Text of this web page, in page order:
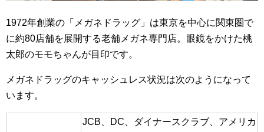
1972年創業の「メガネドラッグ」は東京を中心に関東圏で
に約80店舗を展開する老舗メガネ専門店。眼鏡をかけた桃
太郎のモモちゃんが目印です。
メガネドラッグのキャッシュレス状況は次のようになって
います。
JCB、DC、ダイナースクラブ、アメリカ